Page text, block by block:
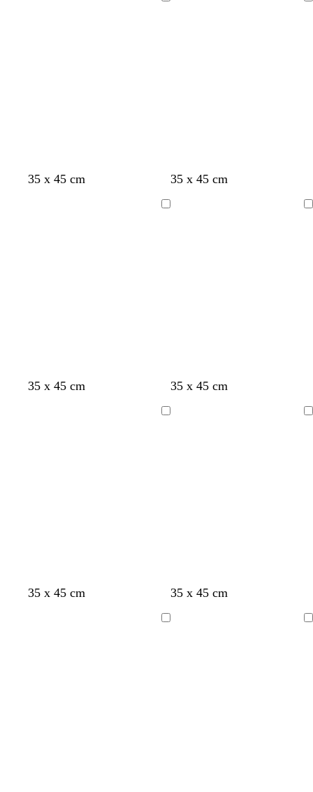
35 x 45 cm 35 x 45 cm
35 x 45 cm 35 x 45 cm
35 x 45 cm 35 x 45 cm